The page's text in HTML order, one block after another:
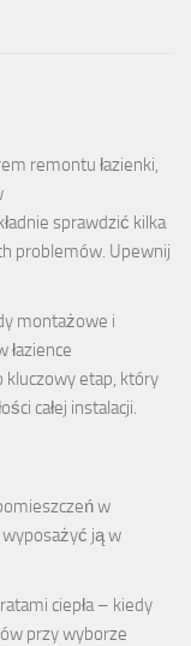
remontu łazienki,
sprawdzić kilka
problemów. Upewnij
montażowe i
łazience
kluczowy etap, który
całej instalacji.
w
wyposażyć ją w
ciepła – kiedy
przy wyborze